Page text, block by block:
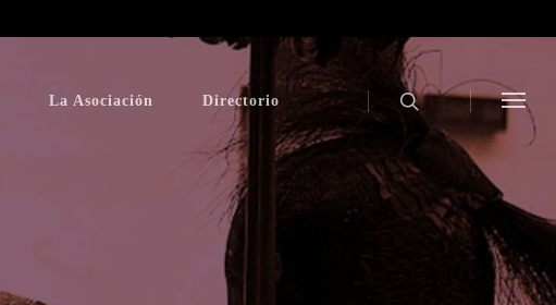
La Asociación Directorio